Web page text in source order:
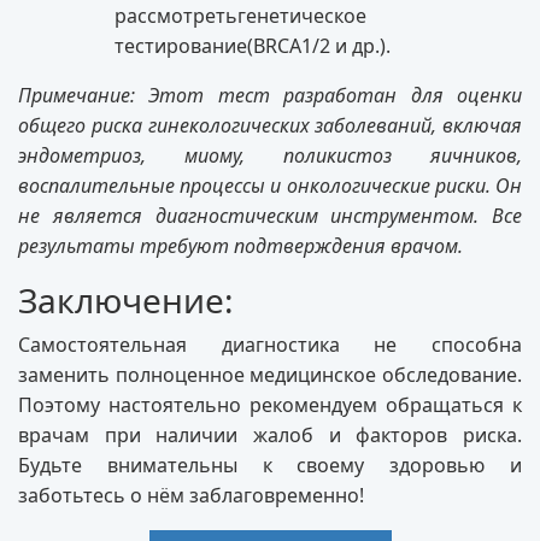
рассмотретьгенетическое
тестирование(BRCA1/2 и др.).
Примечание: Этот тест разработан для оценки
общего риска гинекологических заболеваний, включая
эндометриоз, миому, поликистоз яичников,
воспалительные процессы и онкологические риски. Он
не является диагностическим инструментом. Все
результаты требуют подтверждения врачом.
Заключение:
Самостоятельная диагностика не способна
заменить полноценное медицинское обследование.
Поэтому настоятельно рекомендуем обращаться к
врачам при наличии жалоб и факторов риска.
Будьте внимательны к своему здоровью и
заботьтесь о нём заблаговременно!